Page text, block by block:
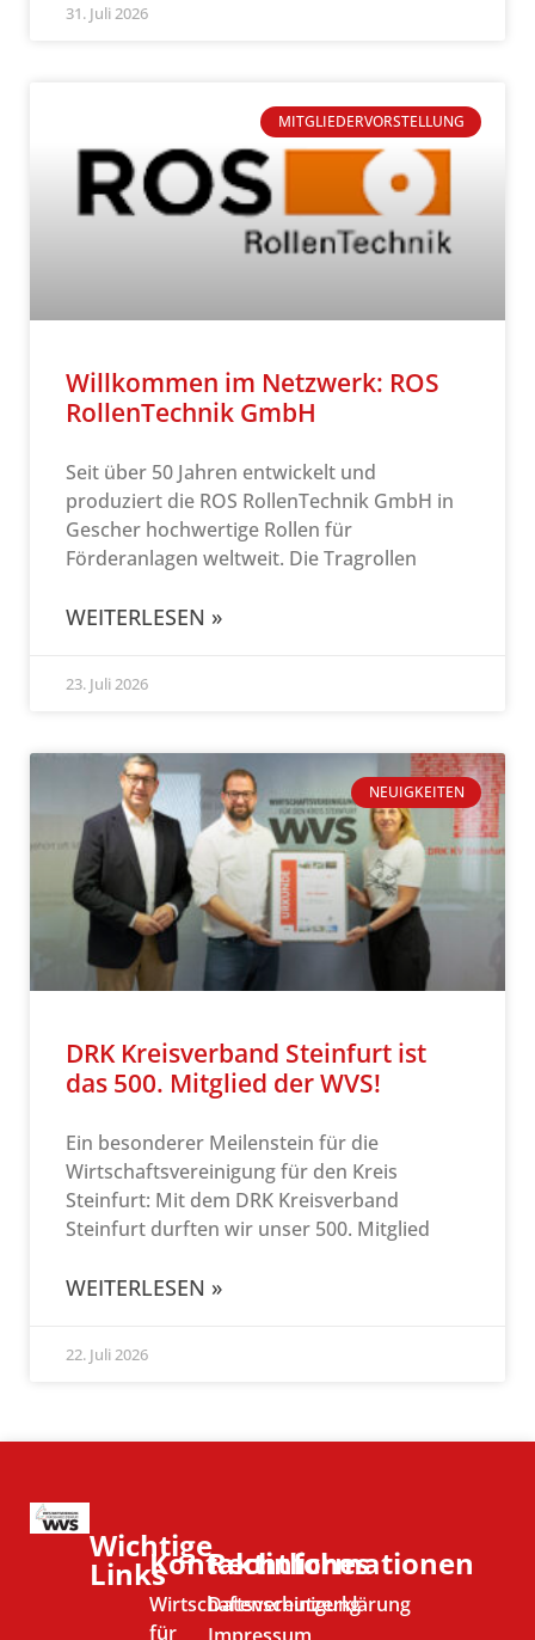
31. Juli 2026
MITGLIEDERVORSTELLUNG
Willkommen im Netzwerk: ROS
RollenTechnik GmbH
Seit über 50 Jahren entwickelt und
produziert die ROS RollenTechnik GmbH in
Gescher hochwertige Rollen für
Förderanlagen weltweit. Die Tragrollen
WEITERLESEN »
23. Juli 2026
NEUIGKEITEN
DRK Kreisverband Steinfurt ist
das 500. Mitglied der WVS!
Ein besonderer Meilenstein für die
Wirtschaftsvereinigung für den Kreis
Steinfurt: Mit dem DRK Kreisverband
Steinfurt durften wir unser 500. Mitglied
WEITERLESEN »
22. Juli 2026
Wichtige
LinksKontaktinformationen
Wirtschaftsvereinigung
für
Rechtliches
Datenschutzerklärung